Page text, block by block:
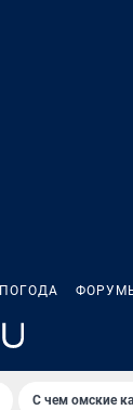
ПОГОДА
С чем омские